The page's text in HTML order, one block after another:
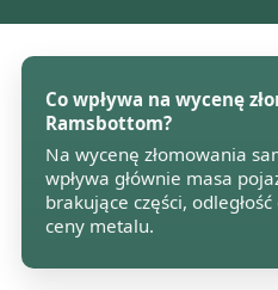
Co wpływa na wycenę
Ramsbottom?
Na wycenę złomowania
wpływa głównie masa
brakujące części,
ceny metalu.